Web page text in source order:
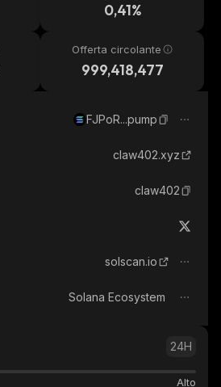
0,41%
Offerta circolante
999,418,477
FJPoR...pump
claw402.xyz
claw402
solscan.io
Solana Ecosystem
24H
Alto